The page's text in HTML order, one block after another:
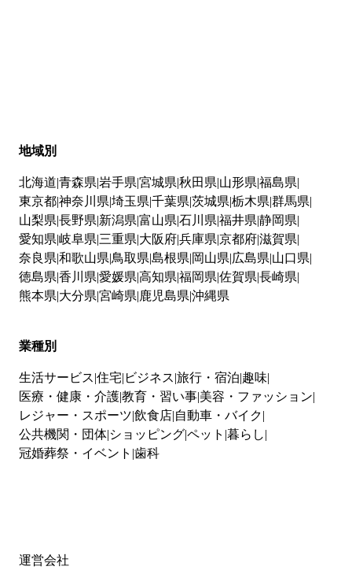
地域別
北海道 青森県 岩手県 宮城県 秋田県 山形県 福島県
東京都神奈川県 埼玉県 千葉県 茨城県 栃木県 群馬県
山梨県 長野県 新潟県 富山県 石川県 福井県 静岡県
愛知県 岐阜県 三重県 大阪府兵庫県 京都府滋賀県
奈良県 和歌山県 鳥取県 島根県 岡山県 広島県 山口県
徳島県 香川県 愛媛県 高知県 福岡県 佐賀県 長崎県
熊本県 大分県 宮崎県 鹿児島県 沖縄県
業種別
生活サービス 住宅 ビジネス 旅行・宿泊 趣味
医療・健康・介護教育・習い事 美容・ファッション
レジャー・スポーツ 飲食店 自動車・バイク
公共機関・団体 ショッピングペット 暮らし
冠婚葬祭・イベント 歯科
運営会社